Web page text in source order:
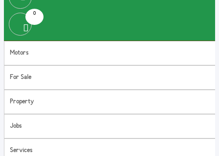
0
Motors
For Sale
Property
Jobs
Services